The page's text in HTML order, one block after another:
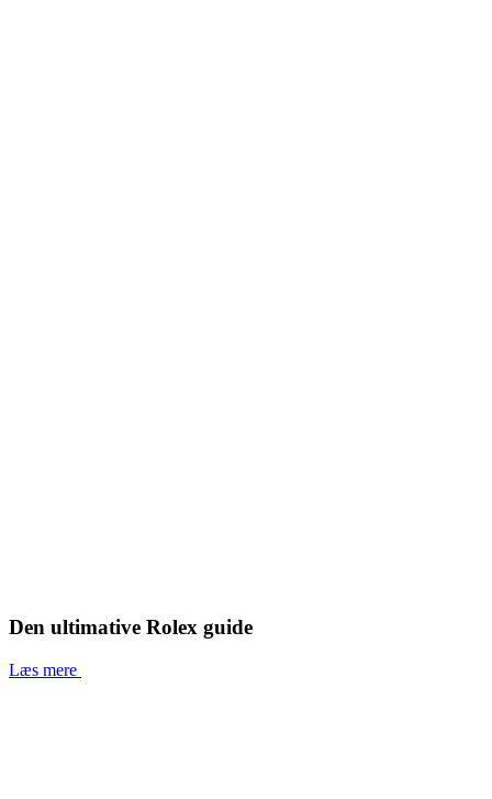
Den ultimative Rolex guide
Læs mere